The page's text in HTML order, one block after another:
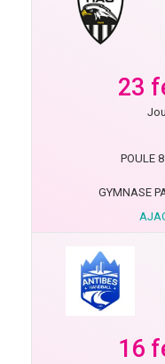
23
POULE
GYMNASE
16